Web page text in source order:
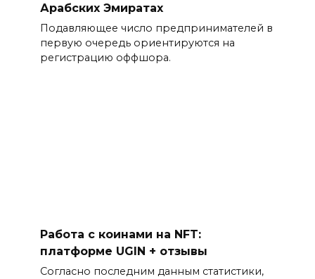
Арабских Эмиратах
Подавляющее число предпринимателей в
первую очередь ориентируются на
регистрацию оффшора.
Работа с коинами на NFT:
платформе UGIN + отзывы
Согласно последним данным статистики,